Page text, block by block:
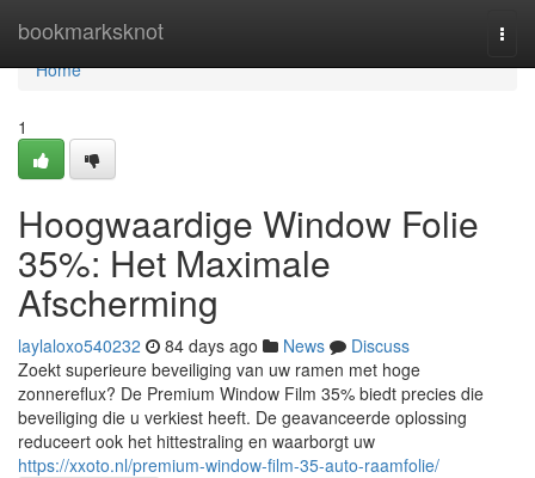
bookmarksknot
Home
Home
1
Hoogwaardige Window Folie
35%: Het Maximale
Afscherming
laylaloxo540232 84 days ago News
Discuss
Zoekt superieure beveiliging van uw ramen met hoge
zonnereflux? De Premium Window Film 35% biedt precies die
beveiliging die u verkiest heeft. De geavanceerde oplossing
reduceert ook het hittestraling en waarborgt uw
https://xxoto.nl/premium-window-film-35-auto-raamfolie/